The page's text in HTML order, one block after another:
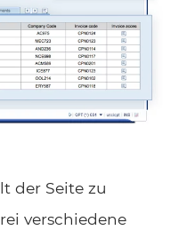
der Seite zu
verschiedene